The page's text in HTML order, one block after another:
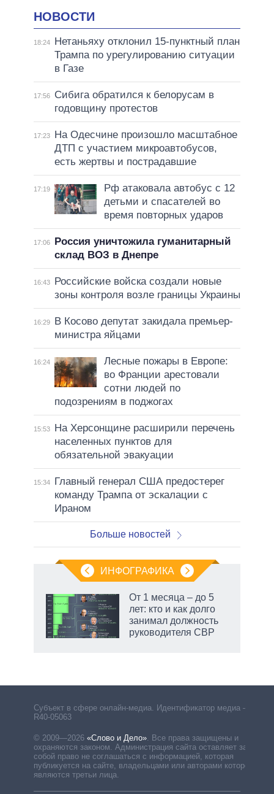
НОВОСТИ
18:24
Нетаньяху отклонил 15-пунктный план
Трампа по урегулированию ситуации
в Газе
17:56
Сибига обратился к белорусам в
годовщину протестов
17:23
На Одесчине произошло масштабное
ДТП с участием микроавтобусов,
есть жертвы и пострадавшие
17:19
Рф атаковала автобус с 12
детьми и спасателей во
время повторных ударов
17:06
Россия уничтожила гуманитарный
склад ВОЗ в Днепре
16:43
Российские войска создали новые
зоны контроля возле границы Украины
16:29
В Косово депутат закидала премьер-
министра яйцами
16:24
Лесные пожары в Европе:
во Франции арестовали
сотни людей по
подозрениям в поджогах
15:53
На Херсонщине расширили перечень
населенных пунктов для
обязательной эвакуации
15:34
Главный генерал США предостерег
команду Трампа от эскалации с
Ираном
Больше новостей
ИНФОГРАФИКА
От 1 месяца – до 5
лет: кто и как долго
занимал должность
руководителя СВР
Субъект в сфере онлайн-медиа. Идентификатор медиа –
R40-05063
© 2009—2026 «Слово и Дело». Все права защищены и
охраняются законом. Администрация сайта оставляет за
собой право не соглашаться с информацией, которая
публикуется на сайте, владельцами или авторами которой
являются третьи лица.